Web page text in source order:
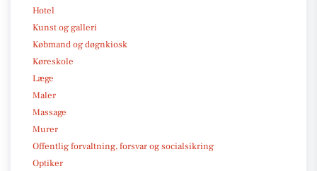
Hotel
Kunst og galleri
Købmand og døgnkiosk
Køreskole
Læge
Maler
Massage
Murer
Offentlig forvaltning, forsvar og socialsikring
Optiker